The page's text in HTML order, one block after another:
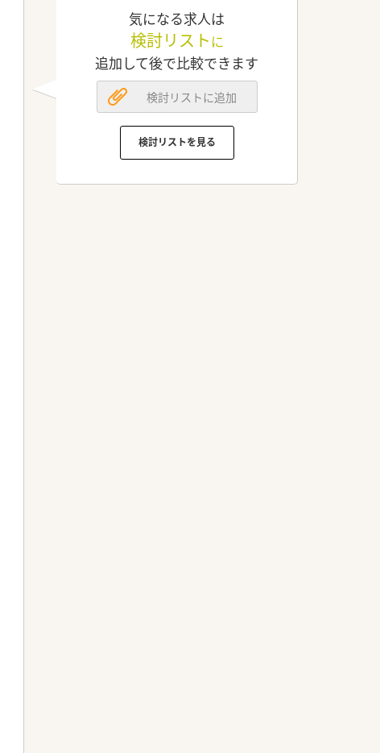
気になる求人は
検討リスト に
追加して後で比較できます
検討リストに追加
検討リストを見る